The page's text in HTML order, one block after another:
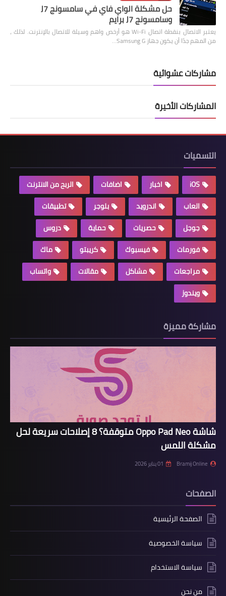
حل مشكلة الواي فاي في سامسونج J7
وسامسونج J7 برايم
يعتبر الاتصال بنقطة اتصال Wi-Fi هو أرخص واهم وسيلة للاتصال بالإنترنت. لذلك ،
من المهم جدًا أن يكون جهاز Samsung G…
مشاركات عشوائية
المشاركات الأخيرة
التسميات
iOS اخبار اضافات
الربح من الانترنت
العاب
اندرويد بلوجر
تطبيقات
جوجل
حصريات حماية
دروس
فورمات
فيسبوك كريبتو
ماك
مراجعات
مشاكل مقالات
واتساب
ويندوز
مشاركة مميزة
شاشة Oppo Pad Neo متوقفة؟ 8 إصلاحات سريعة لحل
مشكلة اللمس
Bramij Online 01 يناير 2026
الصفحات
الصفحة الرئيسية
سياسة الخصوصية
سياسة الاستخدام
من نحن